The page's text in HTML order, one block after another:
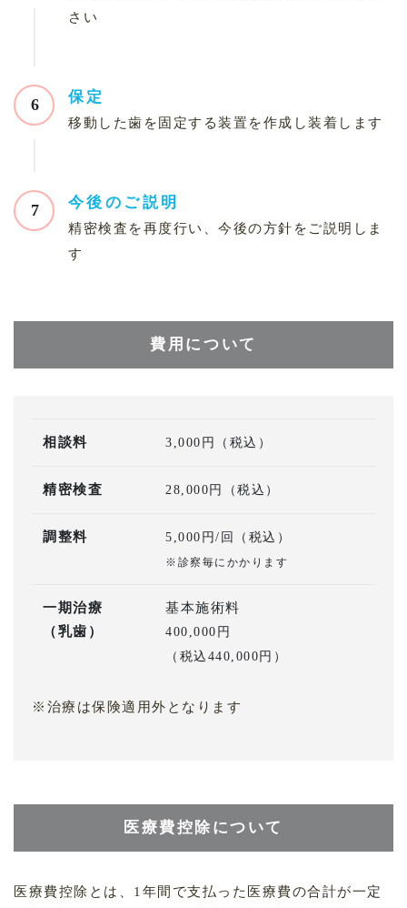
さい
6 保定
移動した歯を固定する装置を作成し装着します
7 今後のご説明
精密検査を再度行い、今後の方針をご説明しま
す
費用について
相談料 3,000円（税込）
精密検査 28,000円（税込）
調整料 5,000円/回（税込）
※診察毎にかかります
一期治療
（乳歯）
基本施術料
400,000円
（税込440,000円）
※治療は保険適用外となります
医療費控除について
医療費控除とは、1年間で支払った医療費の合計が一定